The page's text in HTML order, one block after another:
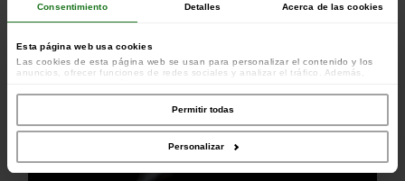
Consentimiento Detalles Acerca de las cookies
Esta página web usa cookies
Las cookies de esta página web se usan para personalizar el contenido y los
anuncios, ofrecer funciones de redes sociales y analizar el tráfico. Además,
colaboradores de redes sociales, publicidad y análisis web, quienes pueden
combinarla con otra información que les haya proporcionado o que hayan
recopilado a partir del uso que haya hecho de sus servicios.
Permitir todas
Personalizar